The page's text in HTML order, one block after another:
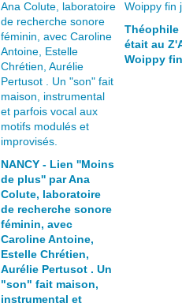
NANCY - Lien ''Moins
de plus'' par Ana
Colute, laboratoire
de recherche sonore
féminin, avec
Caroline Antoine,
Estelle Chrétien,
Aurélie Pertusot . Un
"son" fait maison,
instrumental et
Théophile
était au
Woippy